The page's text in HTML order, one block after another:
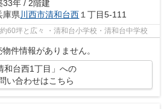
33年 / 2階建
庫県 川西市清和台西 １丁目5-111
60坪と広々 ・清和台小学校・清和台中学校
件情報がありません。
和台西1丁目」への
い合わせはこちら